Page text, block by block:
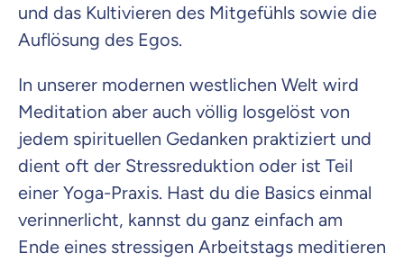
und das Kultivieren des Mitgefühls sowie die
Auflösung des Egos.
In unserer modernen westlichen Welt wird
Meditation aber auch völlig losgelöst von
jedem spirituellen Gedanken praktiziert und
dient oft der Stressreduktion oder ist Teil
einer Yoga-Praxis. Hast du die Basics einmal
verinnerlicht, kannst du ganz einfach am
Ende eines stressigen Arbeitstags meditieren